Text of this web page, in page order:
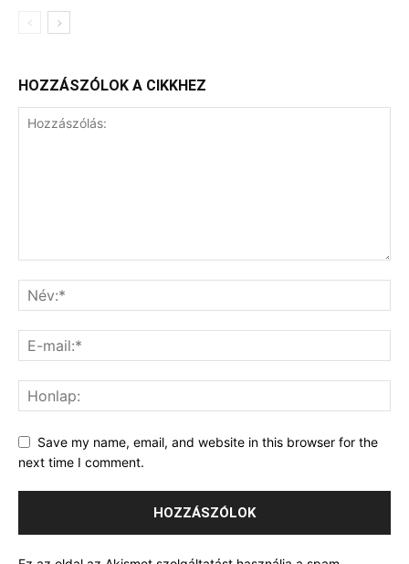
HOZZÁSZÓLOK A CIKKHEZ
Save my name, email, and website in this browser for the
next time I comment.